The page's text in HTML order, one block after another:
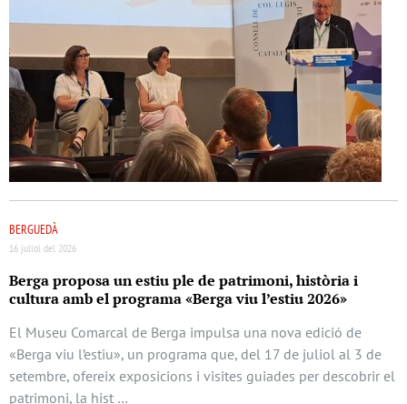
BERGUEDÀ
16 juliol del 2026
Berga proposa un estiu ple de patrimoni, història i
cultura amb el programa «Berga viu l’estiu 2026»
El Museu Comarcal de Berga impulsa una nova edició de
«Berga viu l’estiu», un programa que, del 17 de juliol al 3 de
setembre, ofereix exposicions i visites guiades per descobrir el
patrimoni, la hist …